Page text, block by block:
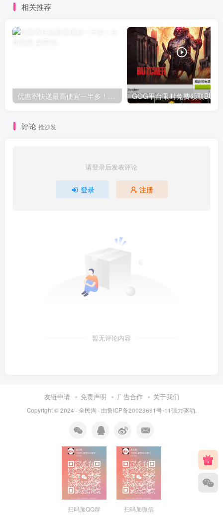
相关推荐
优惠寄快递最高便宜一半多！白鸽惠递
评论 抢沙发
请登录后发表评论
登录 注册
暂无评论内容
友链申请 免责声明 广告合作 关于我们
Copyright © 2024 · 全民淘 · 由鲁ICP备20023661号-11强力驱动.
扫码加QQ群 扫码加微信